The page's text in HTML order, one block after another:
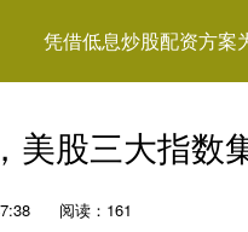
凭借低息炒股配资方案
美股三大指数
阅读：161